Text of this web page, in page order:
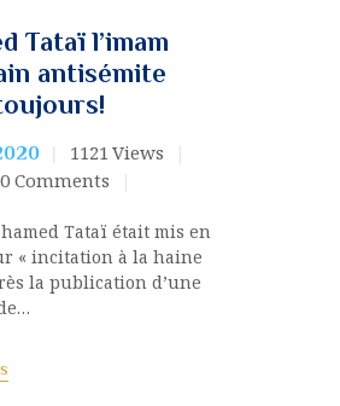
Tataï l’imam
antisémite
1121 Views
0 Comments
Tataï était mis en
« incitation à la haine
la publication d’une